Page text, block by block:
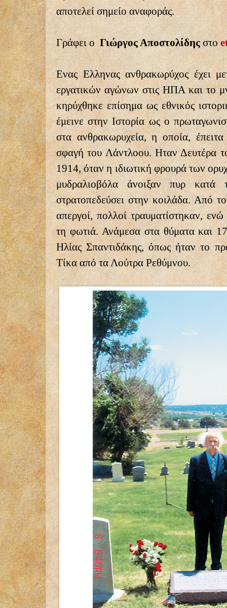
αποτελεί σημείο αναφοράς.
Γράφει οΓιώργος Αποστολίδηςστο
Ενας Ελληνας ανθρακωρύχος έχει
εργατικών αγώνων στις ΗΠΑ και το
κηρύχθηκε επίσημα ως εθνικός
έμεινε στην Ιστορία ως ο
στα ανθρακωρυχεία, η οποία,
σφαγή του Λάντλοου. Ηταν Δευτέρα
1914, όταν η ιδιωτική φρουρά των
μυδραλιοβόλα άνοιξαν πυρ
στρατοπεδεύσει στην κοιλάδα. Από
απεργοί, πολλοί τραυματίστηκαν,
τη φωτιά. Ανάμεσα στα θύματα και
Ηλίας Σπαντιδάκης, όπως ήταν το
Τίκα από τα Λούτρα Ρεθύμνου.